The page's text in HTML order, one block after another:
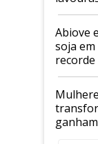
Abiove
soja
recorde